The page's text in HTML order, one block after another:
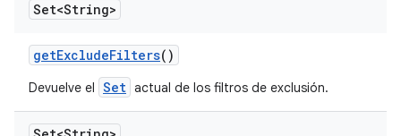
Set<String>
getExcludeFilters()
Devuelve el Set actual de los filtros de exclusión.